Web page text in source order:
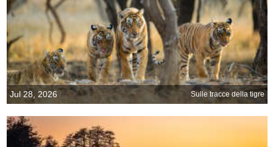
Jul 28, 2026 Sulle tracce della tigre